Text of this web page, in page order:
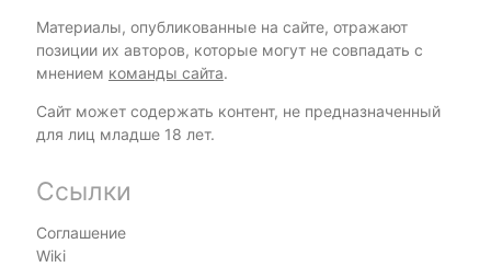
Материалы, опубликованные на сайте, отражают
позиции их авторов, которые могут не совпадать с
мнением команды сайта.
Сайт может содержать контент, не предназначенный
для лиц младше 18 лет.
Ссылки
Соглашение
Wiki